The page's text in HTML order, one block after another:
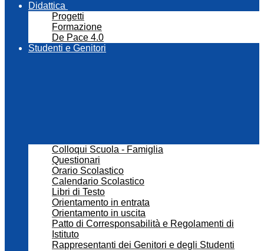
Didattica
Progetti
Formazione
De Pace 4.0
Studenti e Genitori
Colloqui Scuola - Famiglia
Questionari
Orario Scolastico
Calendario Scolastico
Libri di Testo
Orientamento in entrata
Orientamento in uscita
Patto di Corresponsabilità e Regolamenti di
Istituto
Rappresentanti dei Genitori e degli Studenti